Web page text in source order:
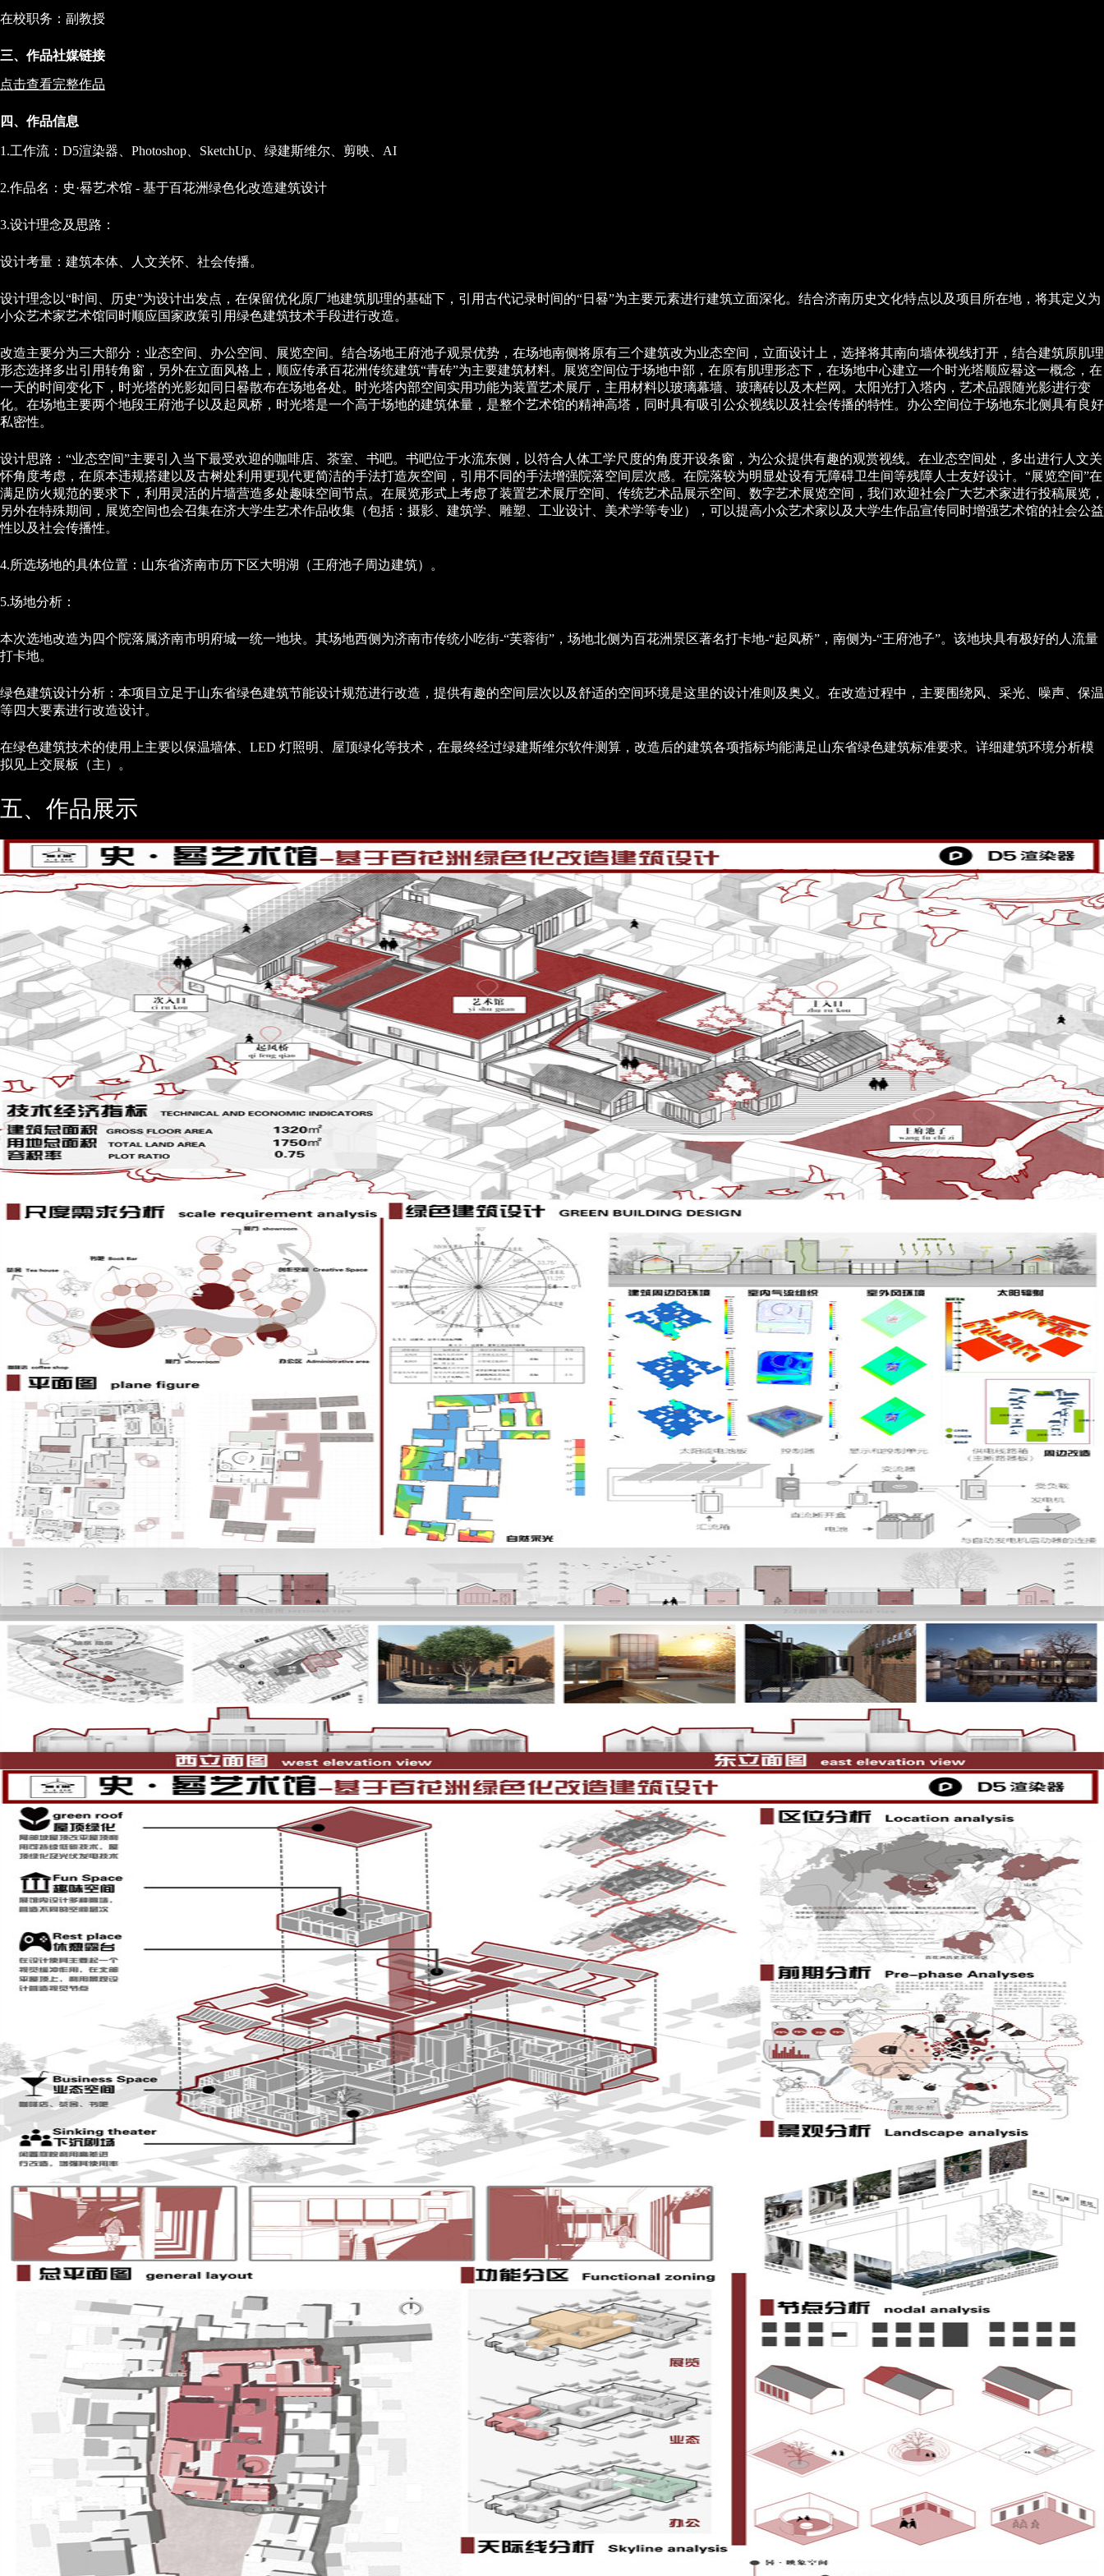
在校职务：副教授
三、作品社媒链接
点击查看完整作品
四、作品信息
1.工作流：D5渲染器、Photoshop、SketchUp、绿建斯维尔、剪映、AI
2.作品名：史·晷艺术馆 - 基于百花洲绿色化改造建筑设计
3.设计理念及思路：
设计考量：建筑本体、人文关怀、社会传播。
设计理念以“时间、历史”为设计出发点，在保留优化原厂地建筑肌理的基础下，引用古代记录时间的“日晷”为主要元素进行建筑立面深化。结合济南历史文化特点以及项目所在地，将其定义为
小众艺术家艺术馆同时顺应国家政策引用绿色建筑技术手段进行改造。
改造主要分为三大部分：业态空间、办公空间、展览空间。结合场地王府池子观景优势，在场地南侧将原有三个建筑改为业态空间，立面设计上，选择将其南向墙体视线打开，结合建筑原肌理
形态选择多出引用转角窗，另外在立面风格上，顺应传承百花洲传统建筑“青砖”为主要建筑材料。展览空间位于场地中部，在原有肌理形态下，在场地中心建立一个时光塔顺应晷这一概念，在
一天的时间变化下，时光塔的光影如同日晷散布在场地各处。时光塔内部空间实用功能为装置艺术展厅，主用材料以玻璃幕墙、玻璃砖以及木栏网。太阳光打入塔内，艺术品跟随光影进行变
化。在场地主要两个地段王府池子以及起凤桥，时光塔是一个高于场地的建筑体量，是整个艺术馆的精神高塔，同时具有吸引公众视线以及社会传播的特性。办公空间位于场地东北侧具有良好
私密性。
设计思路：“业态空间”主要引入当下最受欢迎的咖啡店、茶室、书吧。书吧位于水流东侧，以符合人体工学尺度的角度开设条窗，为公众提供有趣的观赏视线。在业态空间处，多出进行人文关
怀角度考虑，在原本违规搭建以及古树处利用更现代更简洁的手法打造灰空间，引用不同的手法增强院落空间层次感。在院落较为明显处设有无障碍卫生间等残障人士友好设计。“展览空间”在
满足防火规范的要求下，利用灵活的片墙营造多处趣味空间节点。在展览形式上考虑了装置艺术展厅空间、传统艺术品展示空间、数字艺术展览空间，我们欢迎社会广大艺术家进行投稿展览，
另外在特殊期间，展览空间也会召集在济大学生艺术作品收集（包括：摄影、建筑学、雕塑、工业设计、美术学等专业），可以提高小众艺术家以及大学生作品宣传同时增强艺术馆的社会公益
性以及社会传播性。
4.所选场地的具体位置：山东省济南市历下区大明湖（王府池子周边建筑）。
5.场地分析：
本次选地改造为四个院落属济南市明府城一统一地块。其场地西侧为济南市传统小吃街-“芙蓉街”，场地北侧为百花洲景区著名打卡地-“起凤桥”，南侧为-“王府池子”。该地块具有极好的人流量
打卡地。
绿色建筑设计分析：本项目立足于山东省绿色建筑节能设计规范进行改造，提供有趣的空间层次以及舒适的空间环境是这里的设计准则及奥义。在改造过程中，主要围绕风、采光、噪声、保温
等四大要素进行改造设计。
在绿色建筑技术的使用上主要以保温墙体、LED 灯照明、屋顶绿化等技术，在最终经过绿建斯维尔软件测算，改造后的建筑各项指标均能满足山东省绿色建筑标准要求。详细建筑环境分析模
拟见上交展板（主）。
五、作品展示